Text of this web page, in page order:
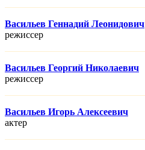
Васильев Геннадий Леонидович
режисcер
Васильев Георгий Николаевич
режисcер
Васильев Игорь Алексеевич
актер